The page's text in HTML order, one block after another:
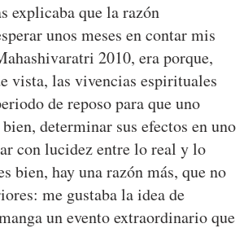
explicaba que la razón
unos meses en contar mis
2010, era porque,
vista, las vivencias espirituales
de reposo para que uno
determinar sus efectos en uno
con lucidez entre lo real y lo
bien, hay una razón más, que no
me gustaba la idea de
un evento extraordinario que